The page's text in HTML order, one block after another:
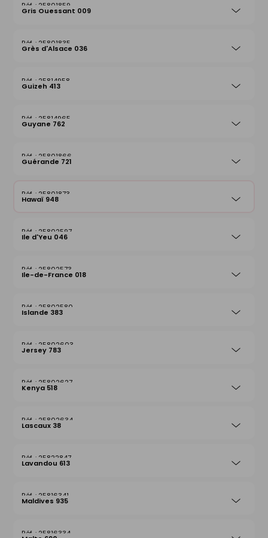
25801859
Gris Ouessant 009
25801835
Grès d'Alsace 036
25814958
Guizeh 413
25814965
Guyane 762
25801866
Guérande 721
25801873
Hawaï 948
25802597
Ile d'Yeu 046
25802573
Ile-de-France 018
25802580
Islande 383
25802603
Jersey 783
25802627
Kenya 518
25802634
Lascaux 38
25822847
Lavandou 613
25816341
Maldives 935
25816334